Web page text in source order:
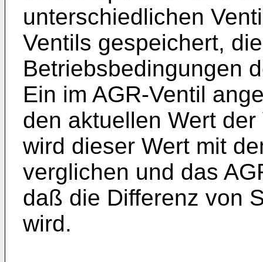
unterschiedlichen
Ventils gespeichert,
Betriebsbedingungen
Ein im AGR-Ventil
den aktuellen Wert
wird dieser Wert mit
verglichen und das
daß die Differenz von
wird.